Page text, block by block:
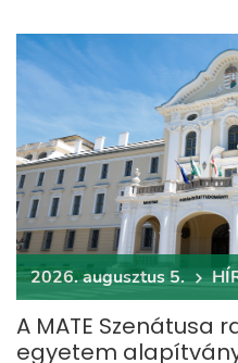
2026. augusztus 5.
A MATE Szenátusa
egyetem